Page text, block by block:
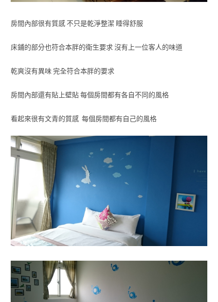
房間內部很有質感 不只是乾淨整潔 睡得舒服
床鋪的部分也符合本胖的衛生要求 沒有上一位客人的味道
乾爽沒有異味 完全符合本胖的要求
房間內部還有貼上壁貼 每個房間都有各自不同的風格
看起來很有文青的質感 每個房間都有自己的風格